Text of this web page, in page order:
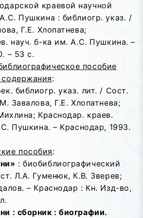
краевой научной
Пушкина : библиогр. указ. /
Г.Е. Хлопатнева;
науч. б-ка им. А.С. Пушкина. –
– 53 с.
пособие
содержания:
библиогр. указ. лит. / Сост.
Завалова, Г.Е. Хлопатнева;
Краснодар. краев.
Пушкина. – Краснодар, 1993.
пособия:
: биобиблиографический
Л.А. Гуменюк, К.В. Зверев;
– Краснодар : Кн. Изд-во,
: сборник : биографии.